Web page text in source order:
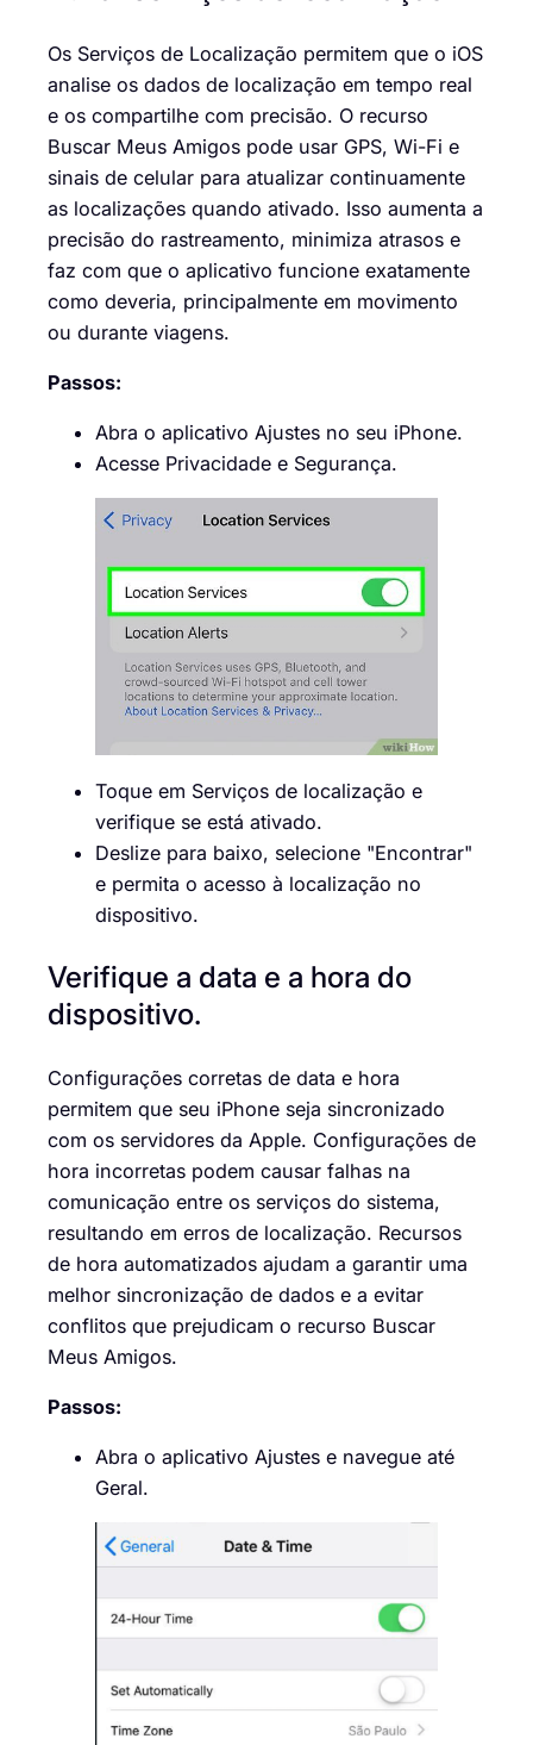
Os Serviços de Localização permitem que o iOS
analise os dados de localização em tempo real
e os compartilhe com precisão. O recurso
Buscar Meus Amigos pode usar GPS, Wi-Fi e
sinais de celular para atualizar continuamente
as localizações quando ativado. Isso aumenta a
precisão do rastreamento, minimiza atrasos e
faz com que o aplicativo funcione exatamente
como deveria, principalmente em movimento
ou durante viagens.
Passos:
Abra o aplicativo Ajustes no seu iPhone.
Acesse Privacidade e Segurança.
Toque em Serviços de localização e
verifique se está ativado.
Deslize para baixo, selecione "Encontrar"
e permita o acesso à localização no
dispositivo.
Verifique a data e a hora do
dispositivo.
Configurações corretas de data e hora
permitem que seu iPhone seja sincronizado
com os servidores da Apple. Configurações de
hora incorretas podem causar falhas na
comunicação entre os serviços do sistema,
resultando em erros de localização. Recursos
de hora automatizados ajudam a garantir uma
melhor sincronização de dados e a evitar
conflitos que prejudicam o recurso Buscar
Meus Amigos.
Passos:
Abra o aplicativo Ajustes e navegue até
Geral.